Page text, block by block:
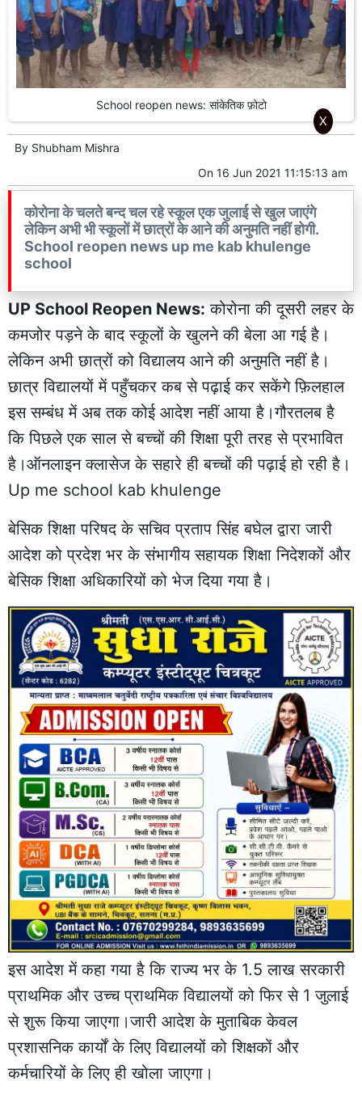
School reopen news: सांकेतिक फ़ोटो
By Shubham Mishra
On 16 Jun 2021 11:15:13 am
कोरोना के चलते बन्द चल रहे स्कूल एक जुलाई से खुल जाएंगे
लेकिन अभी भी स्कूलों में छात्रों के आने की अनुमति नहीं होगी.
School reopen news up me kab khulenge
school
UP School Reopen News: कोरोना की दूसरी लहर के
कमजोर पड़ने के बाद स्कूलों के खुलने की बेला आ गई है।
लेकिन अभी छात्रों को विद्यालय आने की अनुमति नहीं है।
छात्र विद्यालयों में पहुँचकर कब से पढ़ाई कर सकेंगे फ़िलहाल
इस सम्बंध में अब तक कोई आदेश नहीं आया है।गौरतलब है
कि पिछले एक साल से बच्चों की शिक्षा पूरी तरह से प्रभावित
है।ऑनलाइन क्लासेज के सहारे ही बच्चों की पढ़ाई हो रही है।
Up me school kab khulenge
बेसिक शिक्षा परिषद के सचिव प्रताप सिंह बघेल द्वारा जारी
आदेश को प्रदेश भर के संभागीय सहायक शिक्षा निदेशकों और
बेसिक शिक्षा अधिकारियों को भेज दिया गया है।
इस आदेश में कहा गया है कि राज्य भर के 1.5 लाख सरकारी
प्राथमिक और उच्च प्राथमिक विद्यालयों को फिर से 1 जुलाई
से शुरू किया जाएगा।जारी आदेश के मुताबिक केवल
प्रशासनिक कार्यों के लिए विद्यालयों को शिक्षकों और
कर्मचारियों के लिए ही खोला जाएगा।
X